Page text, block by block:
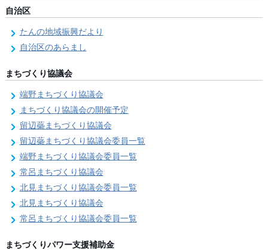
自治区
たんの地域振興だより
自治区のあらまし
まちづくり協議会
端野まちづくり協議会
まちづくり協議会の開催予定
留辺蘂まちづくり協議会
留辺蘂まちづくり協議会委員一覧
端野まちづくり協議会委員一覧
常呂まちづくり協議会
北見まちづくり協議会委員一覧
北見まちづくり協議会
常呂まちづくり協議会委員一覧
まちづくりパワー支援補助金